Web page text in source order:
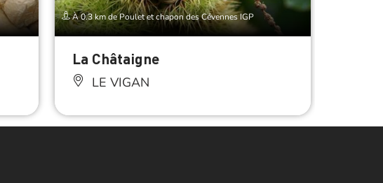
À 0.3 km de Poulet et chapon des Cévennes IGP
La Châtaigne
LE VIGAN